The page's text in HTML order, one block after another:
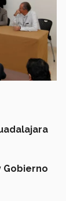
Gobierno